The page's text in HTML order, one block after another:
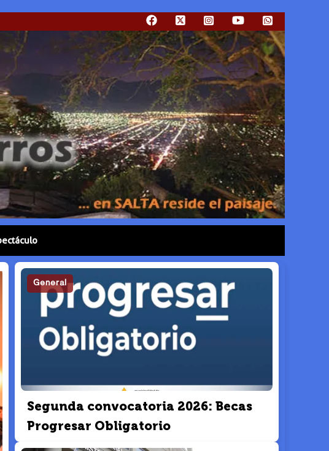
General
Segunda convocatoria 2026: Becas
Progresar Obligatorio